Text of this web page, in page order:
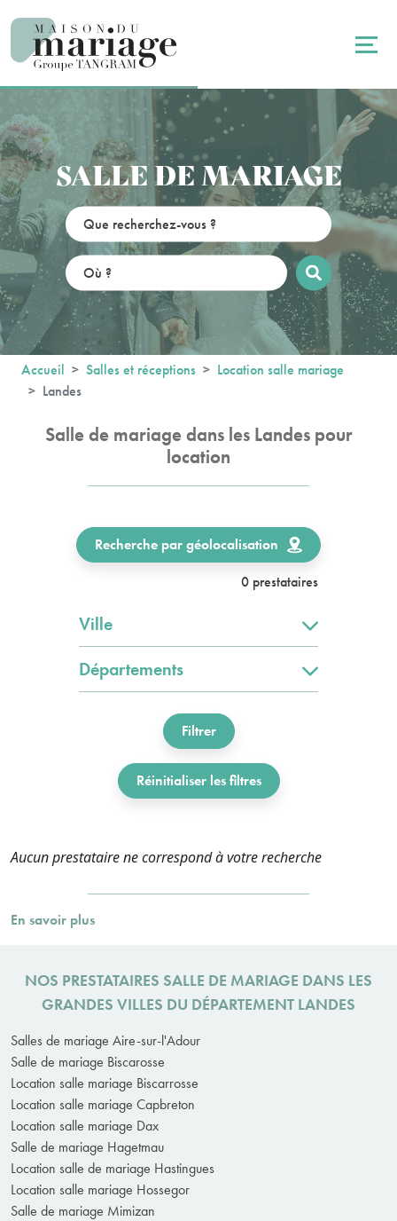
SALLE DE MARIAGE
Accueil Salles et réceptions
Location salle mariage
Landes
Salle de mariage dans les Landes pour
location
Recherche par géolocalisation
0 prestataires
Ville
Départements
Filtrer
Réinitialiser les filtres
Aucun prestataire ne correspond à votre recherche
En savoir plus
NOS PRESTATAIRES SALLE DE MARIAGE DANS LES
GRANDES VILLES DU DÉPARTEMENT LANDES
Salles de mariage Aire-sur-l'Adour
Salle de mariage Biscarosse
Location salle mariage Biscarrosse
Location salle mariage Capbreton
Location salle mariage Dax
Salle de mariage Hagetmau
Location salle de mariage Hastingues
Location salle mariage Hossegor
Salle de mariage Mimizan